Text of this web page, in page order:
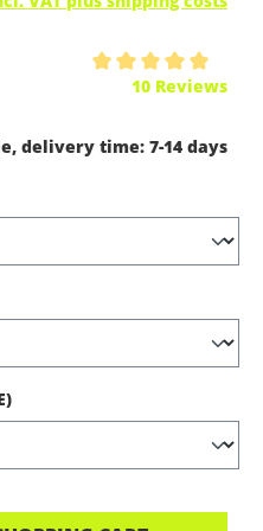
10 Reviews
delivery time: 7-14 days